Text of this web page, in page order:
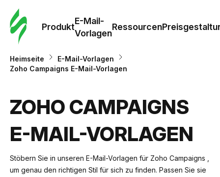
Produkt
E-Mail-
Vorlagen
Ressourcen
Heimseite
E-Mail-Vorlagen
Zoho Campaigns E-Mail-Vorlagen
ZOHO CAMPAIGNS
E-MAIL-VORLAGEN
Stöbern Sie in unseren E-Mail-Vorlagen für Zoho Campaigns ,
um genau den richtigen Stil für sich zu finden. Passen Sie sie